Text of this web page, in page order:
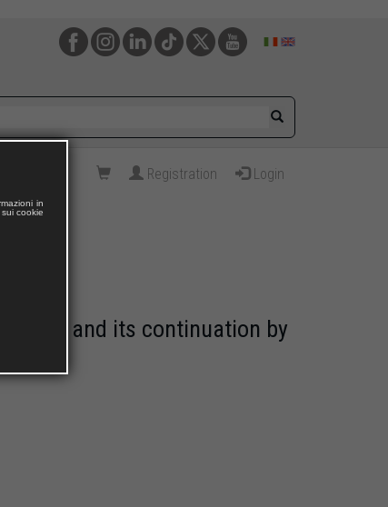
Registration Login
Bunin and its continuation by
in
cookie